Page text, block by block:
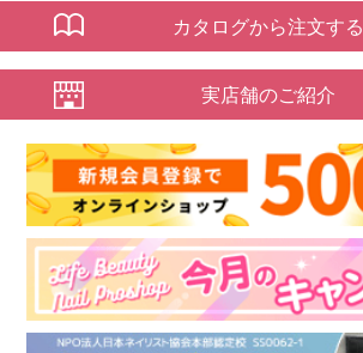
カタログから注文する
実店舗のご紹介